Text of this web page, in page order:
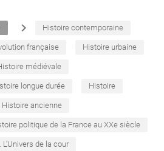
navigate_next Histoire contemporaine
française Histoire urbaine
médiévale
longue durée Histoire
Histoire ancienne
politique de la France au XXe siècle
L'Univers de la cour